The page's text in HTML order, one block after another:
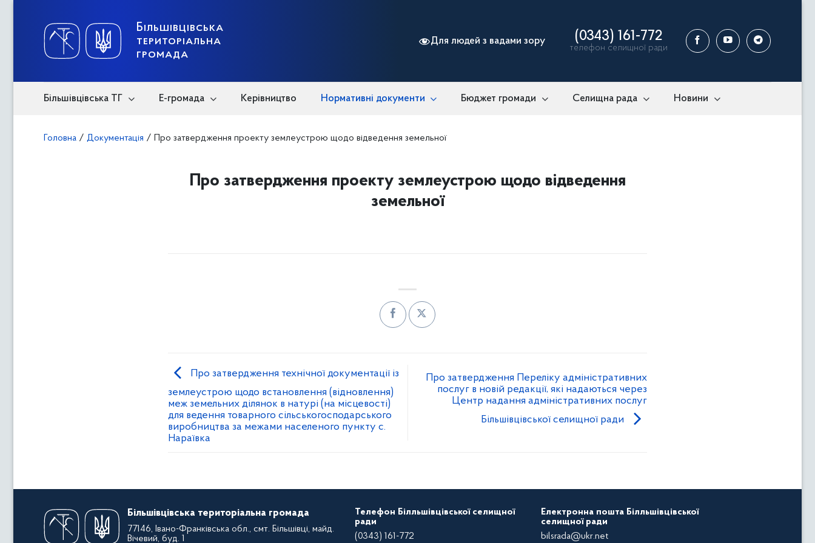
Більшівцівська
територіальна
громада
Для людей з вадами зору (0343) 161-772
телефон селищної ради
Більшівцівська ТГ Е-громада Керівництво Нормативні документи Бюджет громади Селищна рада Новини
Головна / Документація / Про затвердження проекту землеустрою щодо відведення земельної
Про затвердження проекту землеустрою щодо відведення
земельної
Про затвердження технічної документації із
землеустрою щодо встановлення (відновлення)
меж земельних ділянок в натурі (на місцевості)
для ведення товарного сільськогосподарського
виробництва за межами населеного пункту с.
Нараївка
Про затвердження Переліку адміністративних
послуг в новій редакції, які надаються через
Центр надання адміністративних послуг
Більшівцівської селищної ради
Більшівцівська територіальна громада
77146, Івано-Франківська обл., смт. Більшівці, майд.
Вічевий, буд. 1
Телефон Білльшівцівської селищної
ради
(0343) 161-772
Електронна пошта Білльшівцівської
селищної ради
bilsrada@ukr.net